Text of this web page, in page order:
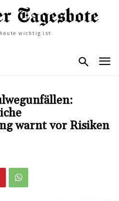
wichtig ist
warnt vor Risiken